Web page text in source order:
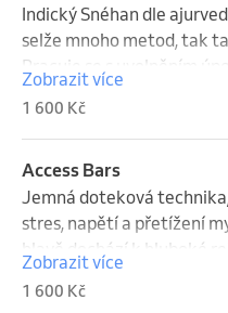
- Graston
- masážní pistole
- doporučení
Indický Snéhan dle
selže mnoho metod, tak
Pracuje se s uvolněním
svalů a také s odbouráním
metoda může být
každého.
Zobrazit více
1 600 Kč
Access Bars
Jemná doteková
stres, napětí a přetížení
hlavě dochází k hluboké
myšlenkových vzorců,
volba pro zklidnění, lepší
Zobrazit více
1 600 Kč